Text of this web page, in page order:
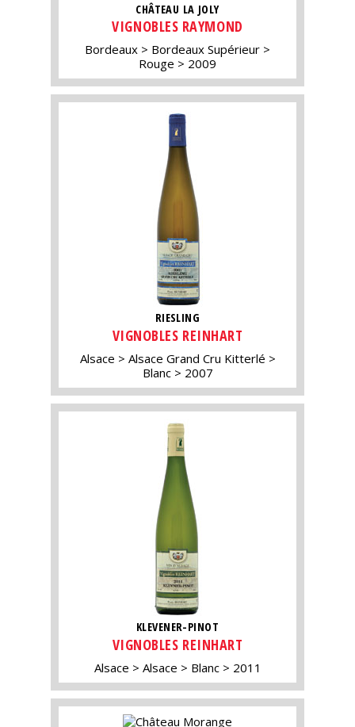
CHÂTEAU LA JOLY
VIGNOBLES RAYMOND
Bordeaux
Bordeaux Supérieur
Rouge
2009
RIESLING
VIGNOBLES REINHART
Alsace
Alsace Grand Cru Kitterlé
Blanc
2007
KLEVENER-PINOT
VIGNOBLES REINHART
Alsace Alsace Blanc 2011